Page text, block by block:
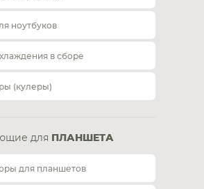
ноутбуков
в сборе
(кулеры)
для ПЛАНШЕТА
для планшетов